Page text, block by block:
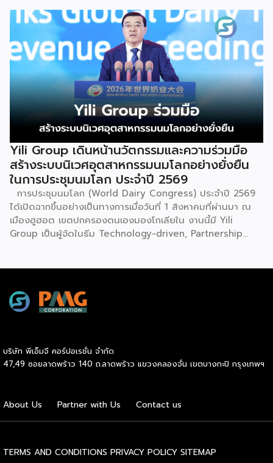
รวมกว่า 250 บูธ บนพื้นที่ 15,000 ตารางเมตร หวังเป็นทาง
เลือกสร้างรายได้เพิ่มและพยุงเศรษฐกิจไทยให้ฟื้นตัว เสิร์ฟครบ
จบในงานด้วยสินเชื่อ และทำเลทองทั่วประเทศ พร้อมเสวนาให้
ความรู้โดยผู้ทรงคุณวุฒิคับคั่ง และกิจกรรมเจรจาจับคู่ธุรกิจทั้งใน
และต่างประเทศ งานจัดต่อเนื่องระหว่างวันที่ 6-9 สิงหาคมนี้ ที่
ฮอลล์ 6-8 อิมแพ็คเมืองทองธานี คาดเม็ดเงินสะพัดในงานราว
220 ล้านบาท นายพูนพงษ์ นัยนาภากรณ์ อธิบดีกรมพัฒนา
ธุรกิจการค้า กระทรวงพาณิชย์ กล่าวว่า งาน ” Franchise Expo
Thailand & Thailand E-Commerce Selection Expo
(TESE 2026) เป็นเวทีแสดงธุรกิจแฟรนไชส์และโซลูชั่นส์แบบครบ
วงจร […]
Yili Group เดินหน้านวัตกรรมและความร่วมมือ
สร้างระบบนิเวศอุตสาหกรรมนมโลกอย่างยั่งยืน
ในการประชุมนมโลก ประจำปี 2569
การประชุมนมโลก (World Dairy Congress) ประจำปี 2569
ได้เปิดฉากขึ้นอย่างเป็นทางการเมื่อวันที่ 1 สิงหาคมที่ผ่านมา ณ
เมืองฮูฮอต เขตปกครองตนเองมองโกเลียใน งานนี้มี Yili
Group เป็นผู้จัดในธีม Technology-driven, Partnership
บริหารระดับสูงตลอดห่วงโซ่คุณค่าของอุตสาหกรรมนมทั่วโลก
ฮูฮอตขึ้นแท่นเมืองหลวงแห่งอุตสาหกรรมนมโลกอย่างเป็น
เกียรติคุณและรางวัลที่ระลึก เพื่อรับรองให้เมืองฮูฮอตดำรง
ตำแหน่ง World Dairy Capital หรือเมืองหลวงแห่ง
กล่าวถือเป็นสัญญาณแห่งความสำเร็จที่สะท้อนความมุ่งมั่นทุ่มเท
ของเมืองฮูฮอตในการยกระดับอุตสาหกรรมนม พร้อมกล่าวเสริม
องค์กรระดับแถวหน้าอย่าง Yili Group […]
บริษัท พีเอ็มจี คอร์ปอเรชั่น จำกัด
47,49 ซอยลาดพร้าว 140 ถ.ลาดพร้าว แขวงคลองจั่น เขตบางกะปิ กรุงเทพฯ
About Us Partner with Us Contact us
TERMS AND CONDITIONS PRIVACY POLICY SITEMAP